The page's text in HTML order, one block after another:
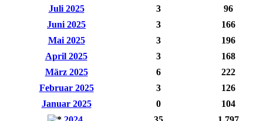
Juli 2025
3
96
Juni 2025
3
166
Mai 2025
3
196
April 2025
3
168
März 2025
6
222
Februar 2025
3
126
Januar 2025
0
104